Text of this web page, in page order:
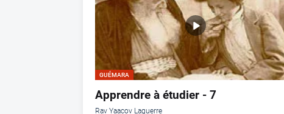
GUÉMARA
Apprendre à étudier - 7
Rav Yaacov Laguerre